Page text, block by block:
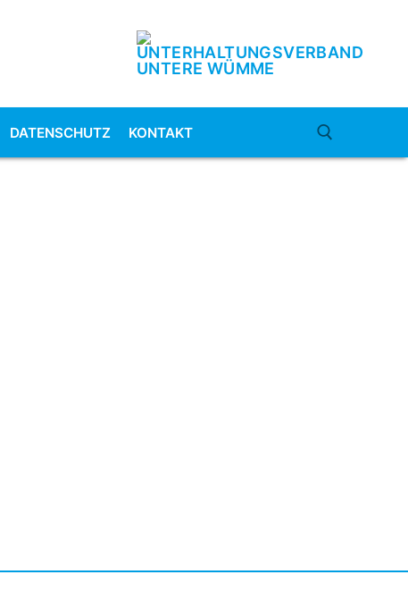
DATENSCHUTZ KONTAKT